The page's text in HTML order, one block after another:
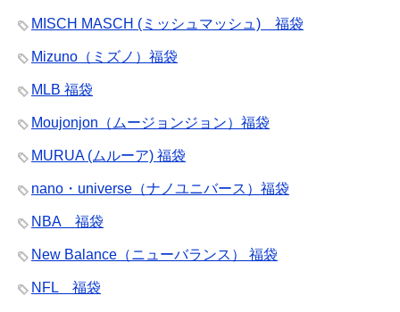
MISCH MASCH (ミッシュマッシュ) 福袋
Mizuno（ミズノ）福袋
MLB 福袋
Moujonjon（ムージョンジョン）福袋
MURUA (ムルーア) 福袋
nano・universe（ナノユニバース）福袋
NBA 福袋
New Balance（ニューバランス） 福袋
NFL 福袋